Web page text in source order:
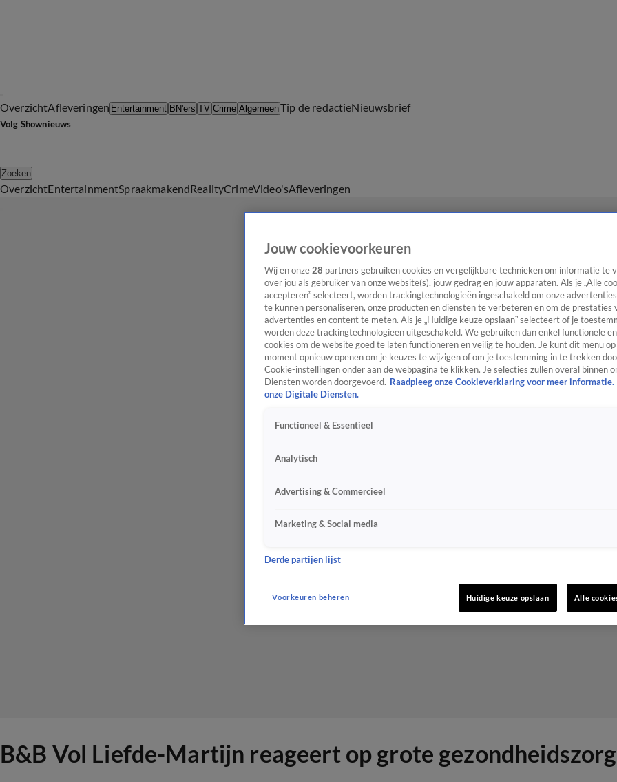
OverzichtAfleveringen Entertainment BN'ers TV Crime AlgemeenTip de redactieNieuwsbrief
Volg Shownieuws
Zoeken
OverzichtEntertainmentSpraakmakendRealityCrimeVideo'sAfleveringen
B&B Vol Liefde-Martijn reageert op grote
Jouw cookievoorkeuren
Wij en onze 28 partners gebruiken cookies en vergelijkbare technieken om informatie te
over jou als gebruiker van onze website(s), jouw gedrag en jouw apparaten. Als je „Alle
accepteren” selecteert, worden trackingtechnologieën ingeschakeld om onze
te kunnen personaliseren, onze producten en diensten te verbeteren en om de prestaties
advertenties en content te meten. Als je „Huidige keuze opslaan” selecteert of je
worden deze trackingtechnologieën uitgeschakeld. We gebruiken dan enkel functionele
cookies om de website goed te laten functioneren en veilig te houden. Je kunt dit menu
moment opnieuw openen om je keuzes te wijzigen of om je toestemming in te trekken
Cookie-instellingen onder aan de webpagina te klikken. Je selecties zullen overal binnen
Diensten worden doorgevoerd. Raadpleeg onze Cookieverklaring voor meer informatie.
onze Digitale Diensten.
Functioneel & Essentieel
Analytisch
Advertising & Commercieel
Marketing & Social media
Derde partijen lijst
Voorkeuren beheren Huidige keuze opslaan Alle